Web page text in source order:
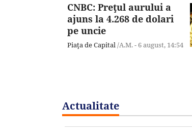
CNBC: Preţul aurului a
ajuns la 4.268 de dolari
pe uncie
Piaţa de Capital /A.M. -6 august, 14:54
Actualitate